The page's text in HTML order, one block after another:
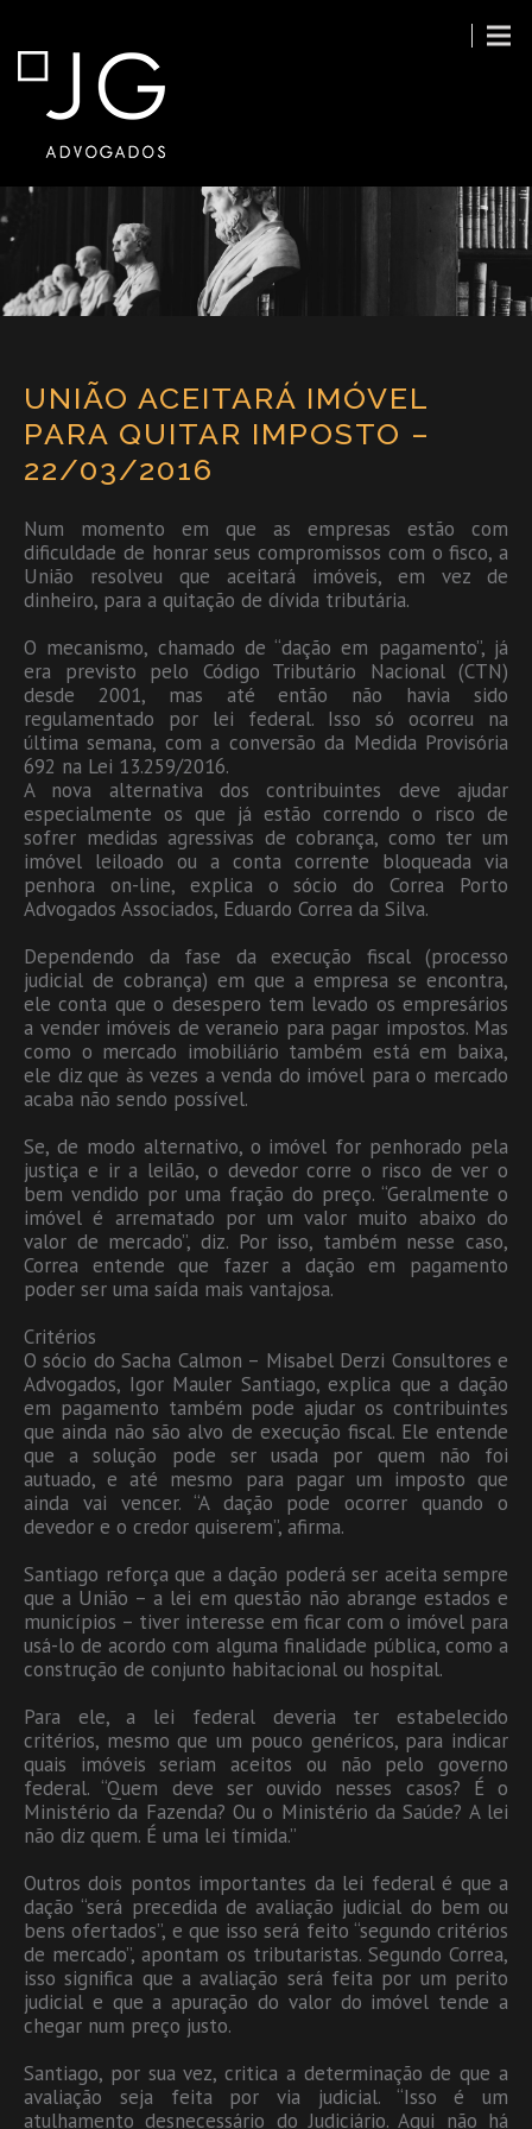
UNIÃO ACEITARÁ IMÓVEL
PARA QUITAR IMPOSTO –
22/03/2016
Num momento em que as empresas estão com
dificuldade de honrar seus compromissos com o fisco, a
União resolveu que aceitará imóveis, em vez de
dinheiro, para a quitação de dívida tributária.
O mecanismo, chamado de “dação em pagamento”, já
era previsto pelo Código Tributário Nacional (CTN)
desde 2001, mas até então não havia sido
regulamentado por lei federal. Isso só ocorreu na
última semana, com a conversão da Medida Provisória
692 na Lei 13.259/2016.
A nova alternativa dos contribuintes deve ajudar
especialmente os que já estão correndo o risco de
sofrer medidas agressivas de cobrança, como ter um
imóvel leiloado ou a conta corrente bloqueada via
penhora on-line, explica o sócio do Correa Porto
Advogados Associados, Eduardo Correa da Silva.
Dependendo da fase da execução fiscal (processo
judicial de cobrança) em que a empresa se encontra,
ele conta que o desespero tem levado os empresários
a vender imóveis de veraneio para pagar impostos. Mas
como o mercado imobiliário também está em baixa,
ele diz que às vezes a venda do imóvel para o mercado
acaba não sendo possível.
Se, de modo alternativo, o imóvel for penhorado pela
justiça e ir a leilão, o devedor corre o risco de ver o
bem vendido por uma fração do preço. “Geralmente o
imóvel é arrematado por um valor muito abaixo do
valor de mercado”, diz. Por isso, também nesse caso,
Correa entende que fazer a dação em pagamento
poder ser uma saída mais vantajosa.
Critérios
O sócio do Sacha Calmon – Misabel Derzi Consultores e
Advogados, Igor Mauler Santiago, explica que a dação
em pagamento também pode ajudar os contribuintes
que ainda não são alvo de execução fiscal. Ele entende
que a solução pode ser usada por quem não foi
autuado, e até mesmo para pagar um imposto que
ainda vai vencer. “A dação pode ocorrer quando o
devedor e o credor quiserem”, afirma.
Santiago reforça que a dação poderá ser aceita sempre
que a União – a lei em questão não abrange estados e
municípios – tiver interesse em ficar com o imóvel para
usá-lo de acordo com alguma finalidade pública, como a
construção de conjunto habitacional ou hospital.
Para ele, a lei federal deveria ter estabelecido
critérios, mesmo que um pouco genéricos, para indicar
quais imóveis seriam aceitos ou não pelo governo
federal. “Quem deve ser ouvido nesses casos? É o
Ministério da Fazenda? Ou o Ministério da Saúde? A lei
não diz quem. É uma lei tímida.”
Outros dois pontos importantes da lei federal é que a
dação “será precedida de avaliação judicial do bem ou
bens ofertados”, e que isso será feito “segundo critérios
de mercado”, apontam os tributaristas. Segundo Correa,
isso significa que a avaliação será feita por um perito
judicial e que a apuração do valor do imóvel tende a
chegar num preço justo.
Santiago, por sua vez, critica a determinação de que a
avaliação seja feita por via judicial. “Isso é um
atulhamento desnecessário do Judiciário. Aqui não há